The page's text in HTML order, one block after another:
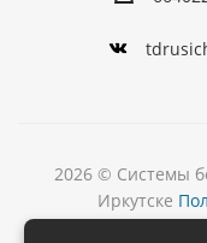
2026 © Системы
Иркутске